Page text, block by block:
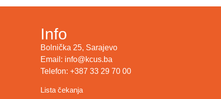
Info
Bolnička 25, Sarajevo
Email: info@kcus.ba
Telefon: +387 33 29 70 00
Lista čekanja